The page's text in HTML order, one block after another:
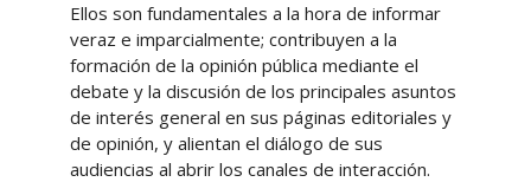
Ellos son fundamentales a la hora de informar
veraz e imparcialmente; contribuyen a la
formación de la opinión pública mediante el
debate y la discusión de los principales asuntos
de interés general en sus páginas editoriales y
de opinión, y alientan el diálogo de sus
audiencias al abrir los canales de interacción.